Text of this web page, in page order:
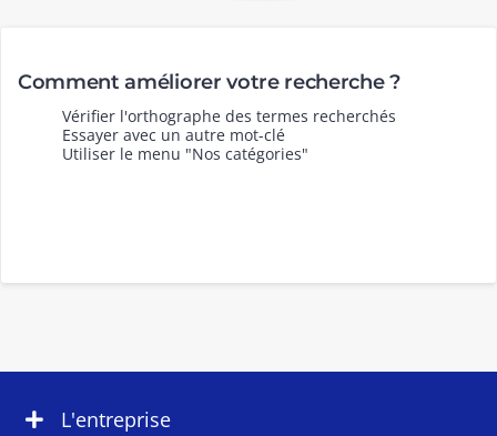
Comment améliorer votre recherche ?
Vérifier l'orthographe des termes recherchés
Essayer avec un autre mot-clé
Utiliser le menu "Nos catégories"
L'entreprise